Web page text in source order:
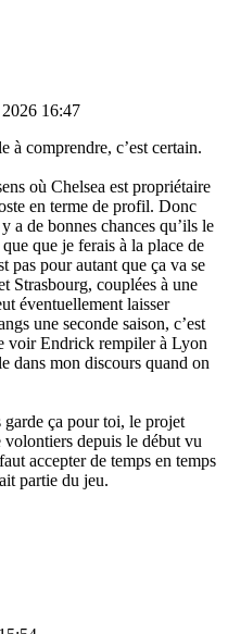
16:47
à comprendre, c’est certain.
où Chelsea est propriétaire
en terme de profil. Donc
a de bonnes chances qu’ils le
que je ferais à la place de
pas pour autant que ça va se
Strasbourg, couplées à une
éventuellement laisser
une seconde saison, c’est
voir Endrick rempiler à Lyon
dans mon discours quand on
garde ça pour toi, le projet
depuis le début vu
accepter de temps en temps
partie du jeu.